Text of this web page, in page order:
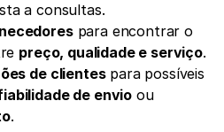
a consultas.
para encontrar o
preço, qualidade e serviço.
de clientes para possíveis
de envio
ou
.